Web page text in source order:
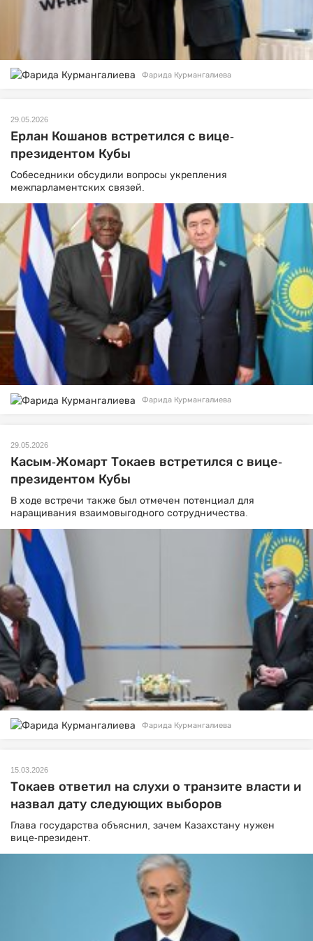
Фарида Курмангалиева
29.05.2026
Ерлан Кошанов встретился с вице-
президентом Кубы
Собеседники обсудили вопросы укрепления
межпарламентских связей.
Фарида Курмангалиева
29.05.2026
Касым-Жомарт Токаев встретился с вице-
президентом Кубы
В ходе встречи также был отмечен потенциал для
наращивания взаимовыгодного сотрудничества.
Фарида Курмангалиева
15.03.2026
Токаев ответил на слухи о транзите власти и
назвал дату следующих выборов
Глава государства объяснил, зачем Казахстану нужен
вице-президент.